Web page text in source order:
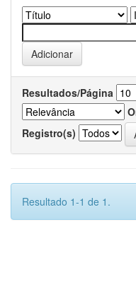
Resultados/Página
Registro(s)
Resultado 1-1 de 1.